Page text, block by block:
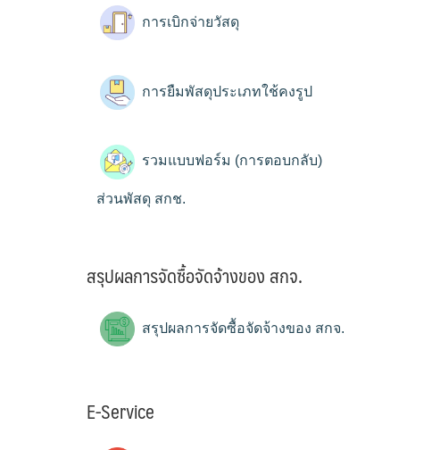
การเบิกจ่ายวัสดุ
การยืมพัสดุประเภทใช้คงรูป
รวมแบบฟอร์ม (การตอบกลับ)
ส่วนพัสดุ สกช.
สรุปผลการจัดซื้อจัดจ้างของ สกจ.
สรุปผลการจัดซื้อจัดจ้างของ สกจ.
E-Service